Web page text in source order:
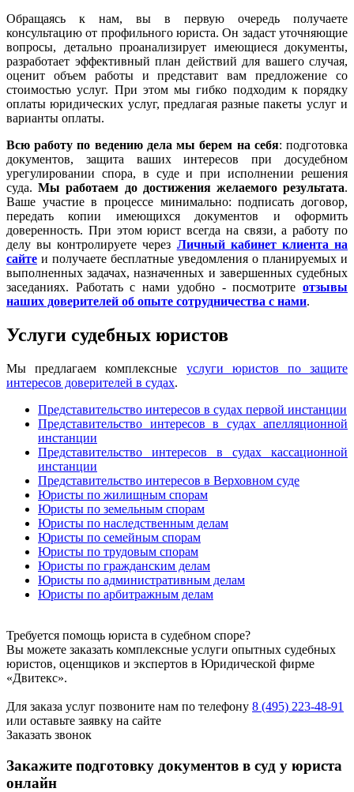
Обращаясь к нам, вы в первую очередь получаете
консультацию от профильного юриста. Он задаст уточняющие
вопросы, детально проанализирует имеющиеся документы,
разработает эффективный план действий для вашего случая,
оценит объем работы и представит вам предложение со
стоимостью услуг. При этом мы гибко подходим к порядку
оплаты юридических услуг, предлагая разные пакеты услуг и
варианты оплаты.
Всю работу по ведению дела мы берем на себя: подготовка
документов, защита ваших интересов при досудебном
урегулировании спора, в суде и при исполнении решения
суда.Мы работаем до достижения желаемого результата.
Ваше участие в процессе минимально: подписать договор,
передать копии имеющихся документов и оформить
доверенность. При этом юрист всегда на связи, а работу по
делу вы контролируете через Личный кабинет клиента на
сайте и получаете бесплатные уведомления о планируемых и
выполненных задачах, назначенных и завершенных судебных
заседаниях. Работать с нами удобно - посмотрите отзывы
наших доверителей об опыте сотрудничества с нами.
Услуги судебных юристов
Мы предлагаем комплексные услуги юристов по защите
интересов доверителей в судах.
Представительство интересов в судах первой инстанции
Представительство интересов в судах апелляционной
инстанции
Представительство интересов в судах кассационной
инстанции
Представительство интересов в Верховном суде
Юристы по жилищным спорам
Юристы по земельным спорам
Юристы по наследственным делам
Юристы по семейным спорам
Юристы по трудовым спорам
Юристы по гражданским делам
Юристы по административным делам
Юристы по арбитражным делам
Требуется помощь юриста в судебном споре?
Вы можете заказать комплексные услуги опытных судебных
юристов, оценщиков и экспертов в Юридической фирме
«Двитекс».
Для заказа услуг позвоните нам по телефону 8 (495) 223-48-91
или оставьте заявку на сайте
Заказать звонок
Закажите подготовку документов в суд у юриста
онлайн